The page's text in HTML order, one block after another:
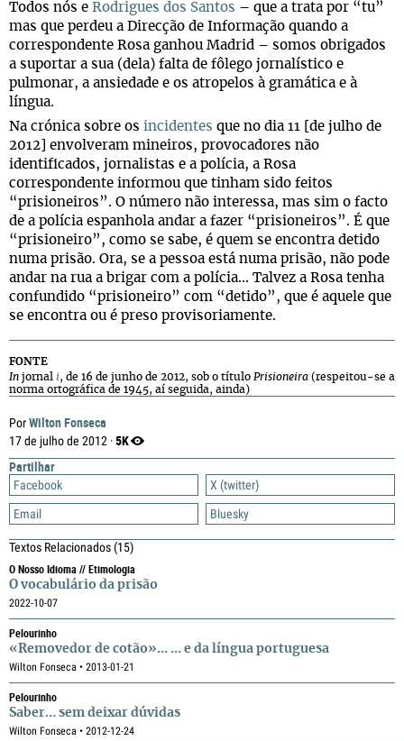
PorWilton Fonseca
17 de julho de 2012 ·5K
Partilhar
Facebook
X (twitter)
Email
Bluesky
Textos Relacionados(15)
O Nosso Idioma // Etimologia
O vocabulário da prisão
2022-10-07
Pelourinho
«Removedor de cotão»… … e da língua portuguesa
Wilton Fonseca • 2013-01-21
Pelourinho
Saber… sem deixar dúvidas
Wilton Fonseca • 2012-12-24
Todos nós e Rodrigues dos Santos – que a trata por “tu”
mas que perdeu a Direcção de Informação quando a
correspondente Rosa ganhou Madrid – somos obrigados
a suportar a sua (dela) falta de fôlego jornalístico e
pulmonar, a ansiedade e os atropelos à gramática e à
língua.
Na crónica sobre os incidentes que no dia 11 [de julho de
2012] envolveram mineiros, provocadores não
identificados, jornalistas e a polícia, a Rosa
correspondente informou que tinham sido feitos
“prisioneiros”. O número não interessa, mas sim o facto
de a polícia espanhola andar a fazer “prisioneiros”. É que
“prisioneiro”, como se sabe, é quem se encontra detido
numa prisão. Ora, se a pessoa está numa prisão, não pode
andar na rua a brigar com a polícia... Talvez a Rosa tenha
confundido “prisioneiro” com “detido”, que é aquele que
se encontra ou é preso provisoriamente.
FONTE
In jornal i, de 16 de junho de 2012, sob o título Prisioneira (respeitou-se a
norma ortográfica de 1945, aí seguida, ainda)